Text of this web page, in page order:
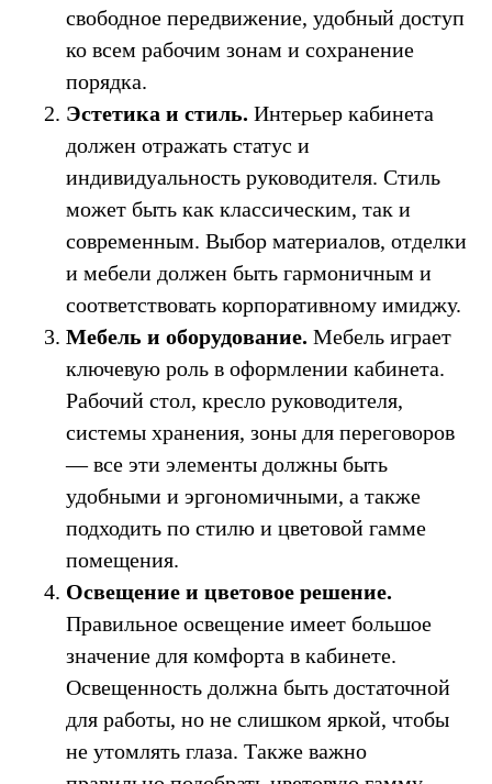
свободное передвижение, удобный доступ
ко всем рабочим зонам и сохранение
порядка.
Эстетика и стиль. Интерьер кабинета
должен отражать статус и
индивидуальность руководителя. Стиль
может быть как классическим, так и
современным. Выбор материалов, отделки
и мебели должен быть гармоничным и
соответствовать корпоративному имиджу.
Мебель и оборудование. Мебель играет
ключевую роль в оформлении кабинета.
Рабочий стол, кресло руководителя,
системы хранения, зоны для переговоров
— все эти элементы должны быть
удобными и эргономичными, а также
подходить по стилю и цветовой гамме
помещения.
Освещение и цветовое решение.
Правильное освещение имеет большое
значение для комфорта в кабинете.
Освещенность должна быть достаточной
для работы, но не слишком яркой, чтобы
не утомлять глаза. Также важно